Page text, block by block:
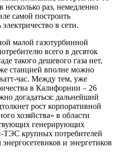
несколько раз, немедленно
самой построить
в сети.
малой газотурбинной
всего в десяток
такого дешевого газа нет,
станцией вполне можно
час. Между тем, уже
в Калифорнии – 26
догадаться: дальнейший
рост корпоративной
хозяйства» в области
генерирующих
крупных потребителей
и энергетиков